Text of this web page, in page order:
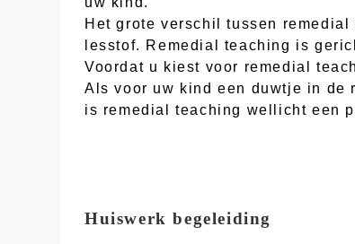
Het grote verschil tussen
lesstof. Remedial teaching is
Voordat u kiest voor remedial
Als voor uw kind een duwtje in de
is remedial teaching wellicht een
Huiswerk begeleiding